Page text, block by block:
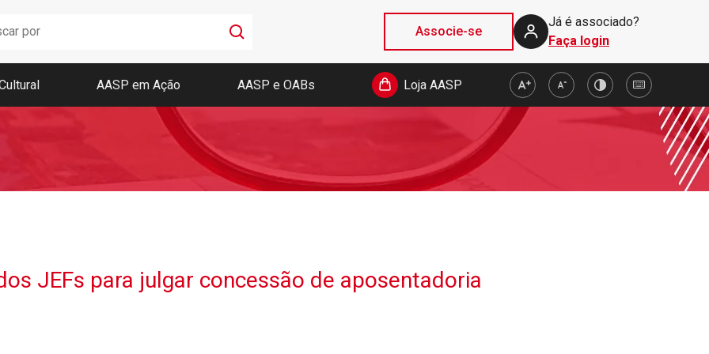
Associe-se
Já é associado?
Faça login
Boletim AASP
Coleção de Códigos de Bolso
Revista da AASP
AASP em Ação AASP e OABs Loja AASP
JEFs para julgar concessão de aposentadoria